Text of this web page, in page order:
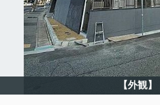
【外観】